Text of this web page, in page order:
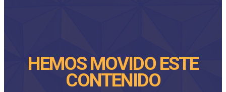
HEMOS MOVIDO ESTE
CONTENIDO